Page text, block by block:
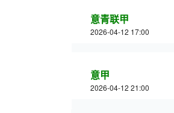
意青联甲
2026-04-12 17:00
意甲
2026-04-12 21:00